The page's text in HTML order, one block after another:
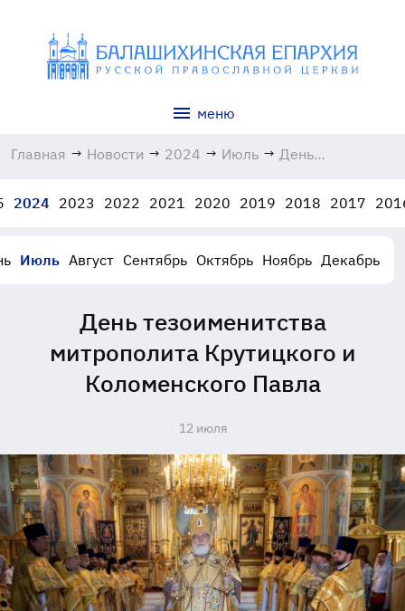
меню
Главная → Новости → 2024 → Июль → День
Крутицкого и
12.07.2024
2024 2023 2022 2021 2020 2019 2018 2017
Июль Август Сентябрь Октябрь Ноябрь Декабрь
День тезоименитства
митрополита Крутицкого и
Коломенского Павла
12 июля